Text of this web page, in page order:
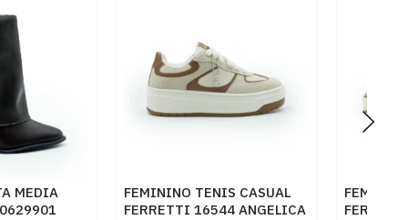
MEDIA
FEMININO TENIS CASUAL
FERRETTI 16544 ANGELICA